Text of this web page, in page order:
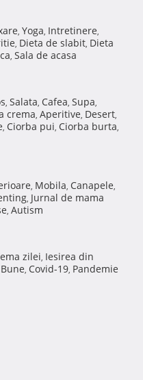
, Yoga, Intretinere,
, Dieta de slabit, Dieta
, Sala de acasa
, Salata, Cafea, Supa,
crema, Aperitive, Desert,
, Ciorba pui, Ciorba burta,
, Mobila, Canapele,
, Jurnal de mama
, Autism
zilei, Iesirea din
, Covid-19, Pandemie